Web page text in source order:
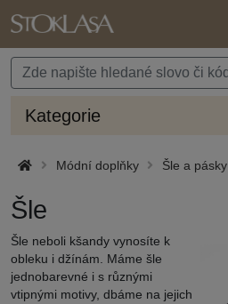
Kategorie
Módní doplňky Šle a pásky
Šle
Šle neboli kšandy vynosíte k
obleku i džínám. Máme šle
jednobarevné i s různými
vtipnými motivy, dbáme na jejich